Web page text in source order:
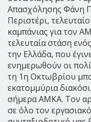
Απασχόλησης Φάνη
Περιστέρι,
καμπάνιας για τον
τελευταία στάση
την Ελλάδα, που
ενημερωθούν οι
τη 1η Οκτωβρίου
εκατομμύρια
σήμερα ΑΜΚΑ. Τον
σε όλο τον